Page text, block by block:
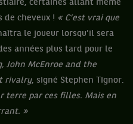
certaines allant même
de cheveux ! « C’est vrai que
le joueur lorsqu’il sera
années plus tard pour le
John McEnroe and the
rivalry, signé Stephen Tignor.
terre par ces filles. Mais en
»